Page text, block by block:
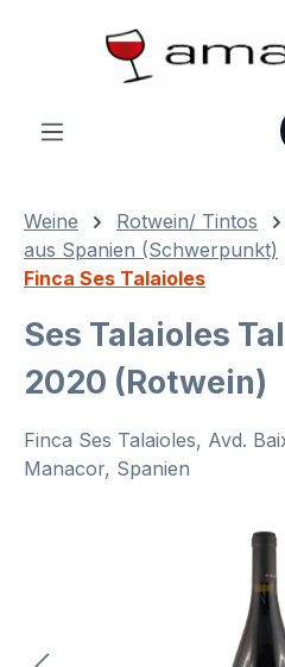
Zum Hauptinhalt springen
Weine
Rotwein/ Tintos
aus Spanien (Schwerpunkt)
Finca Ses Talaioles
Ses Talaioles
2020 (Rotwein)
Finca Ses Talaioles, Avd.
Manacor, Spanien
Bildergalerie überspringen